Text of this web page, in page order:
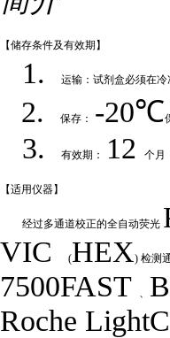
【储存条件及有效期】
1.运输：试剂盒必须在
2.保存： -20℃
3. 有效期： 12 个月
【适用仪器】
经过多通道校正的全自动荧光
VIC(HEX) 检测
7500FAST 、
Roche